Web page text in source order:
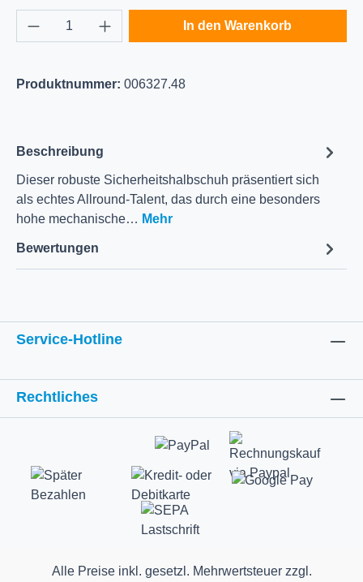
Produkt Anzahl: Gib den gewünschten
In den Warenkorb
Produktnummer: 006327.48
Beschreibung
Dieser robuste Sicherheitshalbschuh präsentiert sich
als echtes Allround-Talent, das durch eine besonders
hohe mechanische… Mehr
Bewertungen
Service-Hotline
Rechtliches
Alle Preise inkl. gesetzl. Mehrwertsteuer zzgl.